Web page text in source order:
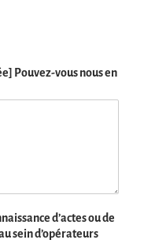
Pouvez-vous nous en
d’actes ou de
sein d’opérateurs